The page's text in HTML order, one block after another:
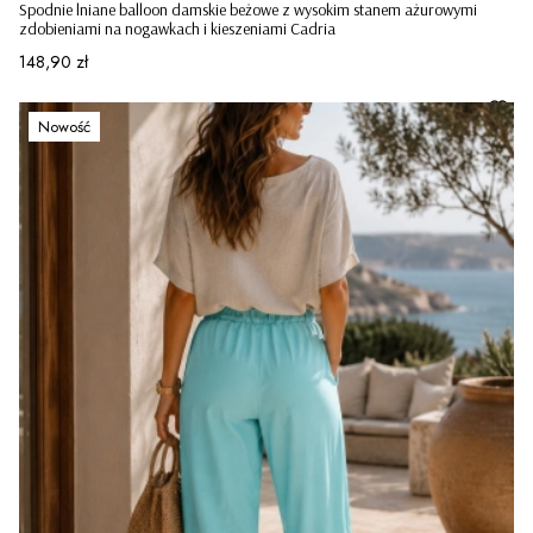
Spodnie lniane balloon damskie beżowe z wysokim stanem ażurowymi
zdobieniami na nogawkach i kieszeniami Cadria
Cena
148,90 zł
Nowość